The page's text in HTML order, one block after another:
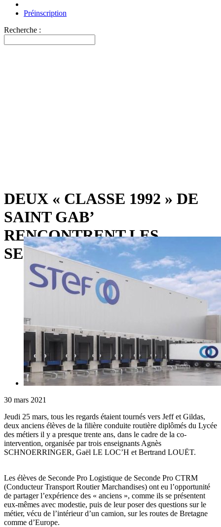
Préinscription
Recherche :
DEUX « CLASSE 1992 » DE
SAINT GAB’
RENCONTRENT LES
SECONDES BAC PRO
30 mars 2021
Jeudi 25 mars, tous les regards étaient tournés vers Jeff et Gildas,
deux anciens élèves de la filière conduite routière diplômés du Lycée
des métiers il y a presque trente ans, dans le cadre de la co-
intervention, organisée par trois enseignants Agnès
SCHNOERRINGER, Gaël LE LOC’H et Bertrand LOUËT.
Les élèves de Seconde Pro Logistique de Seconde Pro CTRM
(Conducteur Transport Routier Marchandises) ont eu l’opportunité
de partager l’expérience des « anciens », comme ils se présentent
eux-mêmes avec modestie, puis de leur poser des questions sur le
métier, vécu de l’intérieur d’un camion, sur les routes de Bretagne
comme d’Europe.